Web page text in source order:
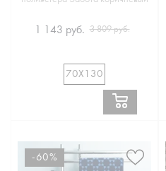
1 143 руб. 3 809 руб.
70Х130
-60%